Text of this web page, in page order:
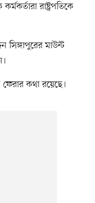
রাষ্ট্রপতিকে
সিঙ্গাপুরের মাউন্ট
ফেরার কথা রয়েছে।